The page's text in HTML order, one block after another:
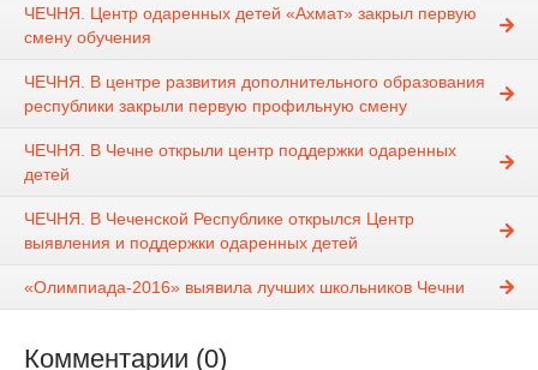
ЧЕЧНЯ. Центр одаренных детей «Ахмат» закрыл первую
смену обучения
ЧЕЧНЯ. В центре развития дополнительного образования
республики закрыли первую профильную смену
ЧЕЧНЯ. В Чечне открыли центр поддержки одаренных
детей
ЧЕЧНЯ. В Чеченской Республике открылся Центр
выявления и поддержки одаренных детей
«Олимпиада-2016» выявила лучших школьников Чечни
Комментарии (0)